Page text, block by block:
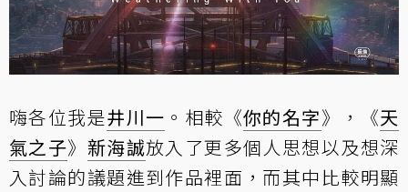
嗨各位我是井川一 。相較《你的名字》，《天
氣之子》 新海誠放入了更多個人思想以及想深
入討論的議題進到作品裡面，而其中比較明顯